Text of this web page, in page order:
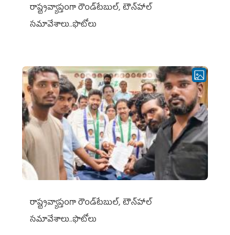
రాష్ట్రవ్యాప్తంగా రౌండ్‌టేబుల్‌, టౌన్‌హాల్‌
సమావేశాలు..ఫొటోలు
రాష్ట్రవ్యాప్తంగా రౌండ్‌టేబుల్‌, టౌన్‌హాల్‌
సమావేశాలు..ఫొటోలు